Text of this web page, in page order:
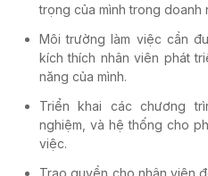
trọng của mình trong doanh
Môi trường làm việc cần
kích thích nhân viên phát
năng của mình.
Triển khai các chương
nghiệm, và hệ thống cho
việc.
Trao quyền cho nhân viên